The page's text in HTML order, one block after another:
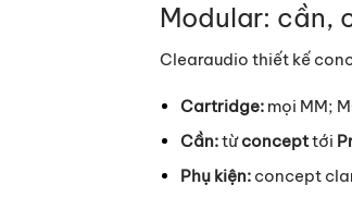
Modular: cần,
Clearaudio thiết kế
Cartridge: mọi MM;
Cần:từconcepttới
Phụ kiện: concept